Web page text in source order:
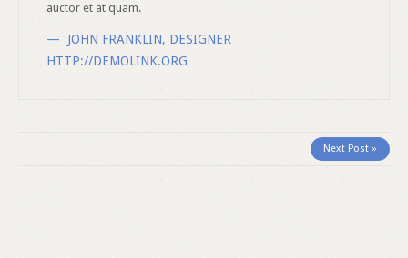
auctor et at quam.
JOHN FRANKLIN, DESIGNER
HTTP://DEMOLINK.ORG
Next Post »